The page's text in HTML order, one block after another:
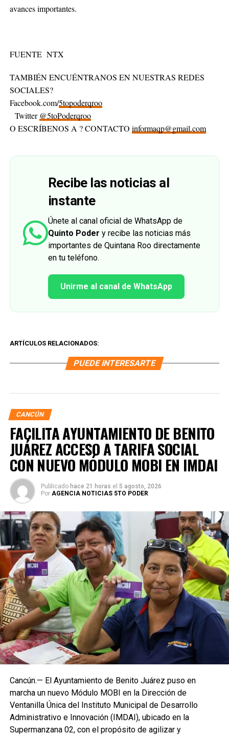
avances importantes.
FUENTE NTX
TAMBIÉN ENCUÉNTRANOS EN NUESTRAS REDES
SOCIALES?
Facebook.com/5topoderqroo
Twitter @5toPoderqroo
O ESCRÍBENOS A ? CONTACTO informaqp@gmail.com
Recibe las noticias al
instante
Únete al canal oficial de WhatsApp de
Quinto Poder y recibe las noticias más
importantes de Quintana Roo directamente
en tu teléfono.
Unirme al canal de WhatsApp
ARTÍCULOS RELACIONADOS:
PUEDE INTERESARTE
CANCÚN
FACILITA AYUNTAMIENTO DE BENITO
JUÁREZ ACCESO A TARIFA SOCIAL
CON NUEVO MÓDULO MOBI EN IMDAI
Publicado hace 21 horas el 5 agosto, 2026
Por AGENCIA NOTICIAS 5TO PODER
Cancún.— El Ayuntamiento de Benito Juárez puso en
marcha un nuevo Módulo MOBI en la Dirección de
Ventanilla Única del Instituto Municipal de Desarrollo
Administrativo e Innovación (IMDAI), ubicado en la
Supermanzana 02, con el propósito de agilizar y